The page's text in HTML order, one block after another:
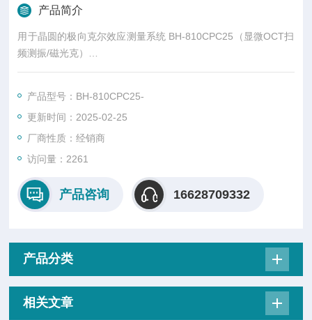
产品简介
用于晶圆的极向克尔效应测量系统 BH-810CPC25（显微OCT扫
频测振/磁光克）
用于磁性半导体的 8 英寸或 12 英寸晶圆目标映射测量的非接触
产品型号：BH-810CPC25-
更新时间：2025-02-25
厂商性质：经销商
访问量：2261
产品咨询 16628709332
产品分类
相关文章